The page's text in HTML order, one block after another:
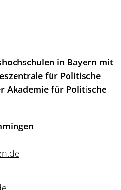
in Bayern mit
für Politische
Akademie für Politische